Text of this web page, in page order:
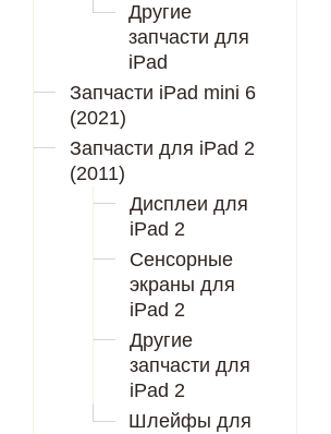
Другие
запчасти для
iPad
Запчасти iPad mini 6
(2021)
Запчасти для iPad 2
(2011)
Дисплеи для
iPad 2
Сенсорные
экраны для
iPad 2
Другие
запчасти для
iPad 2
Шлейфы для